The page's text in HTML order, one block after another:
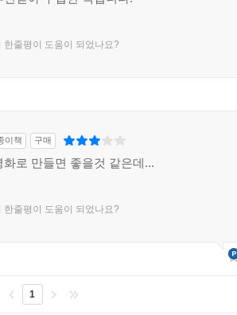
평양에 도착했을 때 그녀가 마주한 것은
좌익과 소통하는 ‘악마적 존재’로 비쳤으
중적이고 역설적인 정체성을 강요했다.
척해온 그녀는 한국적 디아스포라의 또 다
적 진실이 전하는 역사적 울림에 귀 기울여야
의 누구도 현앨리스의 굴곡 많은 인생
삶에 대한 진지한 성찰은 없었다. 그녀
한줄평이 도움이 되었나요?
이책 구매
화로 만들면 좋을것 같은데...
한줄평이 도움이 되었나요?
1